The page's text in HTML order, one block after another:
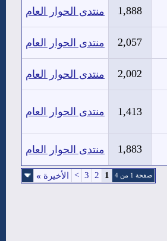
1,888 منتدى الحوار العام
2,057 منتدى الحوار العام
2,002 منتدى الحوار العام
1,413 منتدى الحوار العام
1,883 منتدى الحوار العام
صفحة 1 من 4 1
2
3
> الأخيرة »